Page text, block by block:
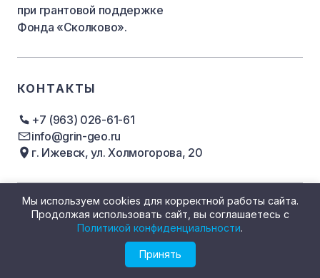
при грантовой поддержке
Фонда «Сколково».
КОНТАКТЫ
+7 (963) 026-61-61
info@grin-geo.ru
г. Ижевск, ул. Холмогорова, 20
ДЕЛИМСЯ ОПЫТОМНА ВСЕХ
ПЛАТФОРМАХ
Мы используем cookies для корректной работы сайта.
Продолжая использовать сайт, вы соглашаетесь с
Политикой конфиденциальности.
Принять